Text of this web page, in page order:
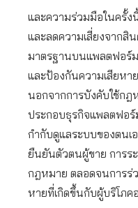
และความร่วมมือในครั้
และลดความเสี่ยงจากสิ
มาตรฐานบนแพลตฟอร์
และป้องกันความเสียหา
นอกจากการบังคับใช้ก
ประกอบธุรกิจแพลตฟอ
กำกับดูแลระบบของตนเ
ยืนยันตัวตนผู้ขาย การร
กฎหมาย ตลอดจนการร่
หายที่เกิดขึ้นกับผู้บริโภค